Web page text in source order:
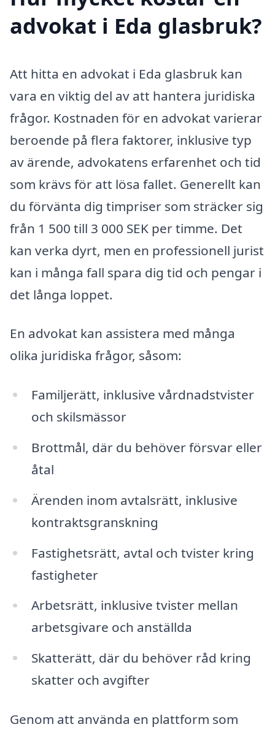
advokat i Eda glasbruk?
Att hitta en advokat i Eda glasbruk kan
vara en viktig del av att hantera juridiska
frågor. Kostnaden för en advokat varierar
beroende på flera faktorer, inklusive typ
av ärende, advokatens erfarenhet och tid
som krävs för att lösa fallet. Generellt kan
du förvänta dig timpriser som sträcker sig
från 1 500 till 3 000 SEK per timme. Det
kan verka dyrt, men en professionell jurist
kan i många fall spara dig tid och pengar i
det långa loppet.
En advokat kan assistera med många
olika juridiska frågor, såsom:
Familjerätt, inklusive vårdnadstvister
och skilsmässor
Brottmål, där du behöver försvar eller
åtal
Ärenden inom avtalsrätt, inklusive
kontraktsgranskning
Fastighetsrätt, avtal och tvister kring
fastigheter
Arbetsrätt, inklusive tvister mellan
arbetsgivare och anställda
Skatterätt, där du behöver råd kring
skatter och avgifter
Genom att använda en plattform som